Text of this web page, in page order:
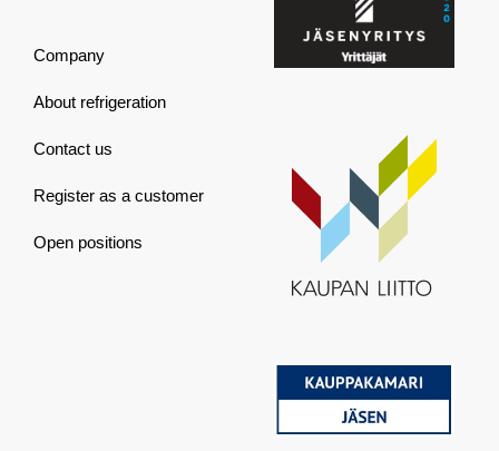
Company
About refrigeration
Contact us
Register as a customer
Open positions